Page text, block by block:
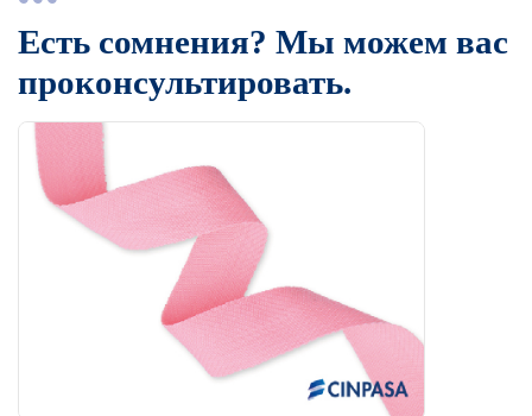
Есть сомнения? Мы можем вас
проконсультировать.